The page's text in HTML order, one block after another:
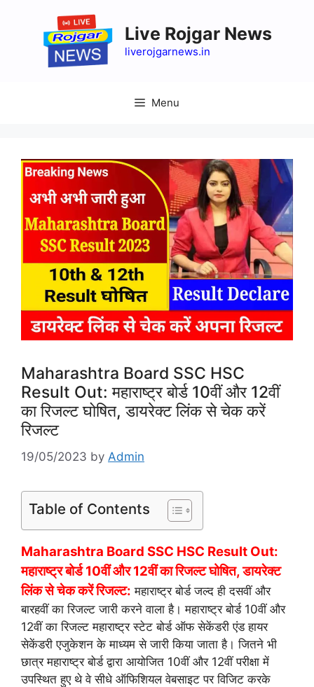
Live Rojgar News
liverojgarnews.in
Menu
Maharashtra Board SSC HSC
Result Out: महाराष्ट्र बोर्ड 10वीं और 12वीं
का रिजल्ट घोषित, डायरेक्ट लिंक से चेक करें
रिजल्ट
19/05/2023 by Admin
Table of Contents
Maharashtra Board SSC HSC Result Out:
महाराष्ट्र बोर्ड 10वीं और 12वीं का रिजल्ट घोषित, डायरेक्ट
लिंक से चेक करें रिजल्ट: महाराष्ट्र बोर्ड जल्द ही दसवीं और
बारहवीं का रिजल्ट जारी करने वाला है। महाराष्ट्र बोर्ड 10वीं और
12वीं का रिजल्ट महाराष्ट्र स्टेट बोर्ड ऑफ सेकेंडरी एंड हायर
सेकेंडरी एजुकेशन के माध्यम से जारी किया जाता है। जितने भी
छात्र महाराष्ट्र बोर्ड द्वारा आयोजित 10वीं और 12वीं परीक्षा में
उपस्थित हुए थे वे सीधे ऑफिशियल वेबसाइट पर विजिट करके